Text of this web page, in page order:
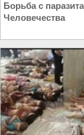
Борьба с
Человечества